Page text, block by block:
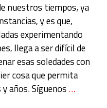
nuestros tiempos, ya
y es que,
experimentando
llega a ser difícil de
esas soledades con
cosa que permita
años. Síguenos …